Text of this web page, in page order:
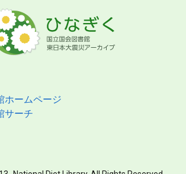
ホームページ
サーチ